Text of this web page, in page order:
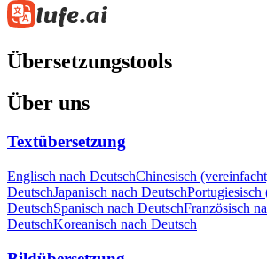
Übersetzungstools
Über uns
Textübersetzung
Englisch nach DeutschChinesisch
DeutschJapanisch nach DeutschPortugiesisch
DeutschSpanisch nach DeutschFranzösisch
DeutschKoreanisch nach Deutsch